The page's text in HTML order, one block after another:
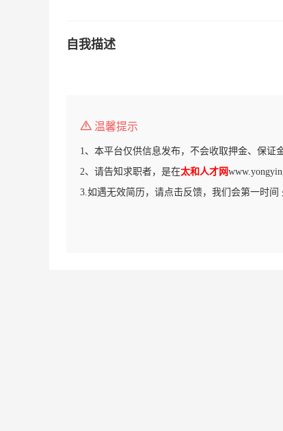
自我描述
温馨提示
1、本平台仅供信息发布，不会收取押金、保证
2、请告知求职者，是在太和人才网
3.如遇无效简历，请点击反馈，我们会第一时间